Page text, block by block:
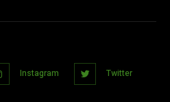
Instagram Twitter